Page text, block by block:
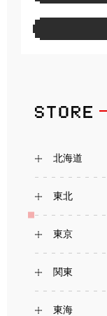
北海道
東北
東京
関東
東海